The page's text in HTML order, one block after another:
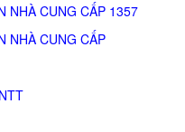
NHÀ CUNG CẤP 1357
NHÀ CUNG CẤP